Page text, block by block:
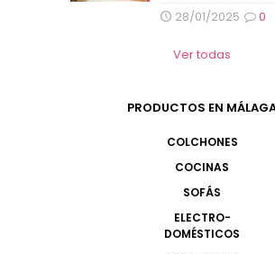
28/01/2025 0
Ver todas
PRODUCTOS EN
COLCHONES
COCINAS
SOFÁS
ELECTRO-
DOMÉSTICOS